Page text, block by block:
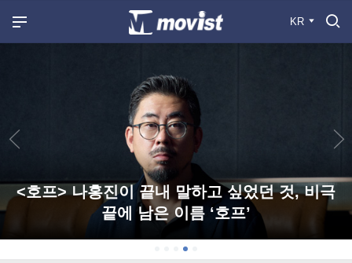
KR
<호프> 나홍진이 끝내 말하고 싶었던 것, 비극
끝에 남은 이름 ‘호프’